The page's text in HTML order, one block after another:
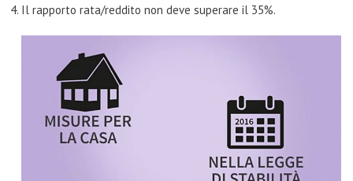
Il rapporto rata/reddito non deve superare il 35%.